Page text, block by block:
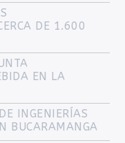
DE 1.600
EN LA
INGENIERÍAS
BUCARAMANGA